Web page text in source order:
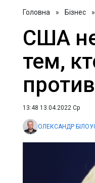
Головна » Бізнес »
США
тем,
13:48 13.04.2022 Ср
ОЛЕКСАНДР